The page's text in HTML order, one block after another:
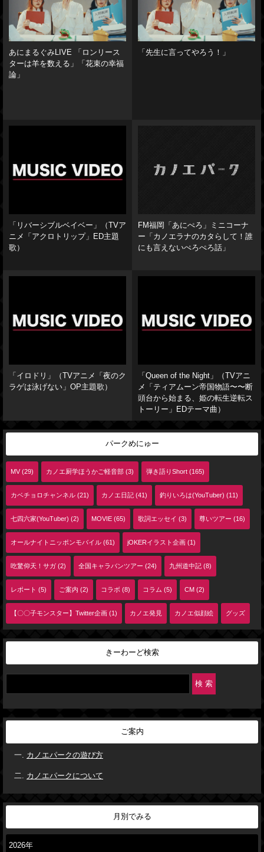
あにまるぐみLIVE 「ロンリース
ターは羊を数える」「花束の幸福
論」
「先生に言ってやろう！」
「リバーシブルベイベー」（TVア
ニメ「アクロトリップ」ED主題
歌）
FM福岡「あにぺろ」ミニコーナ
ー「カノエラナのカタらして！誰
にも言えないぺろぺろ話」
「イロドリ」（TVアニメ「夜のク
ラゲは泳げない」OP主題歌）
「Queen of the Night」（TVアニ
メ「ティアムーン帝国物語〜〜断
頭台から始まる、姫の転生逆転ス
トーリー」EDテーマ曲）
パークめにゅー
MV (29) カノエ厨学ほうかご軽音部 (3) 弾き語りShort (165)
カベチョロチャンネル (21) カノエ日記 (41) 釣りいろは(YouTuber) (11)
七四六家(YouTuber) (2) MOVIE (65) 歌詞エッセイ (3) 尊いツアー (16)
オールナイトニッポンモバイル (61) jOKERイラスト企画 (1)
吃驚仰天！サガ (2) 全国キャラバンツアー (24) 九州道中記 (8)
レポート (5) ご案内 (2) コラボ (8) コラム (5) CM (2)
【〇〇子モンスター】Twitter企画 (1) カノエ発見 カノエ似顔絵 グッズ
きーわーど検索
ご案内
カノエパークの遊び方
カノエパークについて
月別でみる
2026年